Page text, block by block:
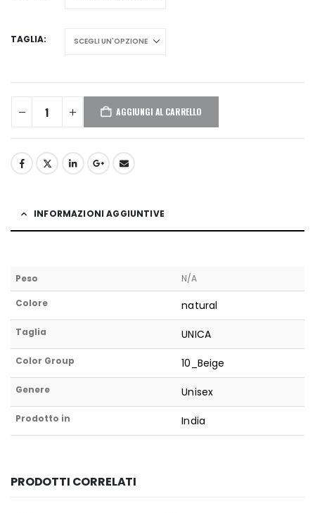
TAGLIA
AGGIUNGI AL CARRELLO
INFORMAZIONI AGGIUNTIVE
Peso N/A
Colore natural
Taglia UNICA
Color Group 10_Beige
Genere Unisex
Prodotto in India
PRODOTTI CORRELATI